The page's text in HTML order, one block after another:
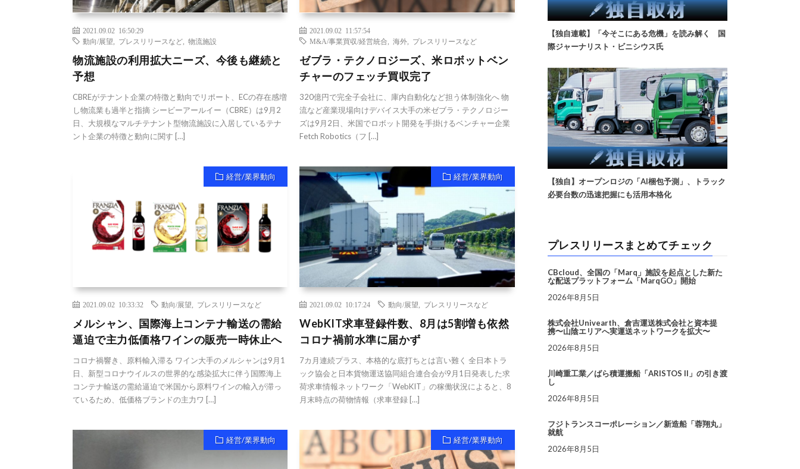
2021.09.02 16:50:29
動向/展望
プレスリリースなど 物流施設
物流施設の利用拡大ニーズ、今後も継続と
予想
CBREがテナント企業の特徴と動向でリポート、ECの存在感増
し物流業も過半と指摘 シービーアールイー（CBRE）は9月2
日、大規模なマルチテナント型物流施設に入居しているテナ
ント企業の特徴と動向に関す […]
2021.09.02 11:57:54
M&A/事業買収/経営統合
,海外 プレスリリースなど
ゼブラ・テクノロジーズ、米ロボットベン
チャーのフェッチ買収完了
320億円で完全子会社に、庫内自動化など担う体制強化へ 物
流など産業現場向けデバイス大手の米ゼブラ・テクノロジー
ズは9月2日、米国でロボット開発を手掛けるベンチャー企業
Fetch Robotics（フ […]
経営/業界動向
2021.09.02 10:33:32 動向/展望 プレスリリースなど
メルシャン、国際海上コンテナ輸送の需給
逼迫で主力低価格ワインの販売一時休止へ
コロナ禍響き、原料輸入滞る ワイン大手のメルシャンは9月1
日、新型コロナウイルスの世界的な感染拡大に伴う国際海上
コンテナ輸送の需給逼迫で米国から原料ワインの輸入が滞っ
ているため、低価格ブランドの主力ワ […]
経営/業界動向
2021.09.02 10:17:24 動向/展望 プレスリリースなど
WebKIT求車登録件数、8月は5割増も依然
コロナ禍前水準に届かず
7カ月連続プラス、本格的な底打ちとは言い難く 全日本トラ
ック協会と日本貨物運送協同組合連合会が9月1日発表した求
荷求車情報ネットワーク「WebKIT」の稼働状況によると、8
月末時点の荷物情報（求車登録 […]
経営/業界動向 経営/業界動向
【独自連載】「今そこにある危機」を読み解く 国
際ジャーナリスト・ビニシウス氏
【独自】オープンロジの「AI梱包予測」、トラック
必要台数の迅速把握にも活用本格化
プレスリリースまとめてチェック
CBcloud、全国の「Marq」施設を起点とした新た
な配送プラットフォーム「MarqGO」開始
2026年8月5日
株式会社Univearth、倉吉運送株式会社と資本提
携〜山陰エリアへ実運送ネットワークを拡大〜
2026年8月5日
川崎重工業／ばら積運搬船「ARISTOS II」の引き渡
し
2026年8月5日
フジトランスコーポレーション／新造船「蓉翔丸」
就航
2026年8月5日